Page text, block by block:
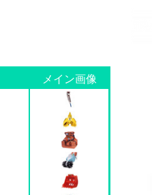
メイン画像